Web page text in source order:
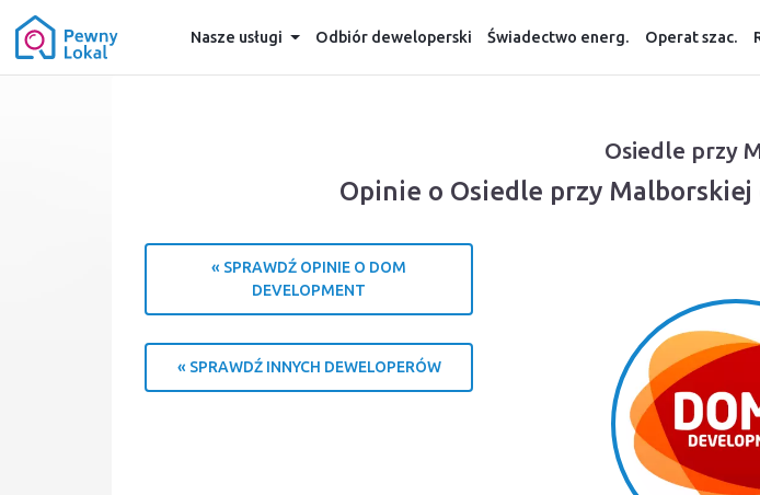
Nasze usługi Odbiór deweloperski Świadectwo energ. Operat szac.
Osiedle przy
Opinie o Osiedle przy
« SPRAWDŹ OPINIE O DOM
DEVELOPMENT
« SPRAWDŹ INNYCH DEWELOPERÓW